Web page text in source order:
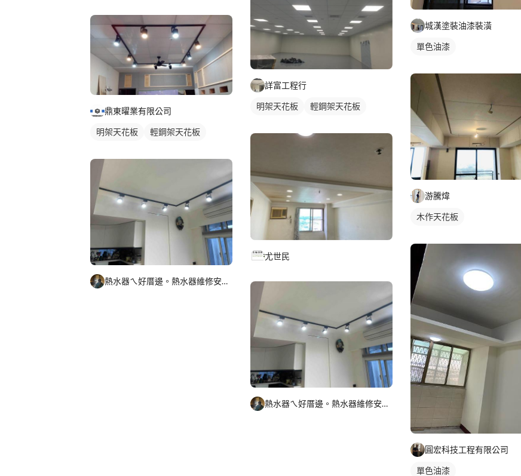
鼎東曜業有限公司
明架天花板 輕鋼架天花板
熱水器ㄟ好厝邊。熱水器維修安裝瓦斯器具
詳富工程行
明架天花板 輕鋼架天花板
尤世民
熱水器ㄟ好厝邊。熱水器維修安裝瓦斯器具
城漢塗裝油漆裝潢
單色油漆
游騰煒
木作天花板
圓宏科技工程有限公司
單色油漆